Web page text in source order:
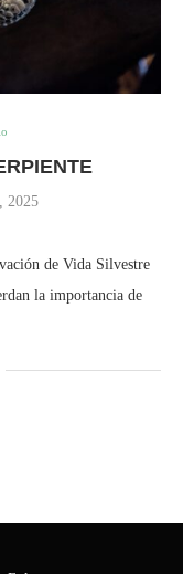
2025
de Vida Silvestre
la importancia de